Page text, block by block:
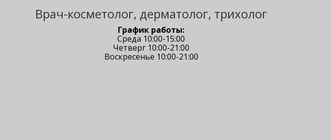
Врач-косметолог, дерматолог, трихолог
График работы:
Среда 10:00-15:00
Четверг 10:00-21:00
Воскресенье 10:00-21:00